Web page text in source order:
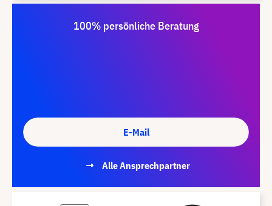
100% persönliche Beratung
E-Mail
Alle Ansprechpartner